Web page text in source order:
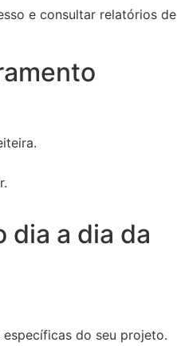
e consultar relatórios de
dia a dia da
do seu projeto.